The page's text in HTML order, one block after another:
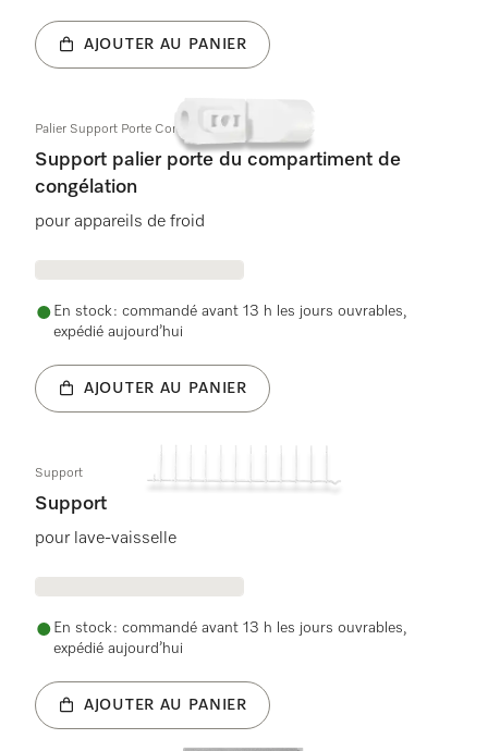
AJOUTER AU PANIER
Palier Support Porte Conservateur
Support palier porte du compartiment de
congélation
pour appareils de froid
En stock : commandé avant 13 h les jours ouvrables,
expédié aujourd’hui
AJOUTER AU PANIER
Support
Support
pour lave-vaisselle
En stock : commandé avant 13 h les jours ouvrables,
expédié aujourd’hui
AJOUTER AU PANIER